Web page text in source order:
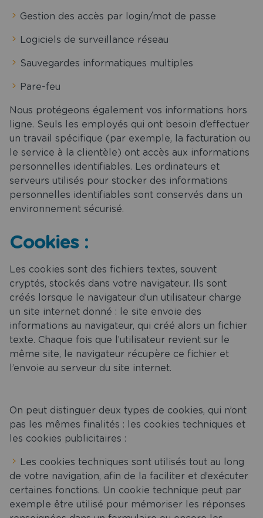
Gestion des accès par login/mot de passe
Logiciels de surveillance réseau
Sauvegardes informatiques multiples
Pare-feu
Nous protégeons également vos informations hors
ligne. Seuls les employés qui ont besoin d’effectuer
un travail spécifique (par exemple, la facturation ou
le service à la clientèle) ont accès aux informations
personnelles identifiables. Les ordinateurs et
serveurs utilisés pour stocker des informations
personnelles identifiables sont conservés dans un
environnement sécurisé.
Cookies :
Les cookies sont des fichiers textes, souvent
cryptés, stockés dans votre navigateur. Ils sont
créés lorsque le navigateur d’un utilisateur charge
un site internet donné : le site envoie des
informations au navigateur, qui créé alors un fichier
texte. Chaque fois que l’utilisateur revient sur le
même site, le navigateur récupère ce fichier et
l’envoie au serveur du site internet.
On peut distinguer deux types de cookies, qui n’ont
pas les mêmes finalités : les cookies techniques et
les cookies publicitaires :
Les cookies techniques sont utilisés tout au long
de votre navigation, afin de la faciliter et d’exécuter
certaines fonctions. Un cookie technique peut par
exemple être utilisé pour mémoriser les réponses